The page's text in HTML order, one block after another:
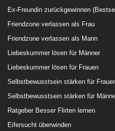
Ex-Freundin zurückgewinnen
Friendzone verlassen als Frau
Friendzone verlassen als Mann
Liebeskummer lösen für Männer
Liebeskummer lösen für Frauen
Selbstbewusstsein stärken für
Selbstbewusstsein stärken für
Ratgeber Besser Flirten lernen
Eifersucht überwinden